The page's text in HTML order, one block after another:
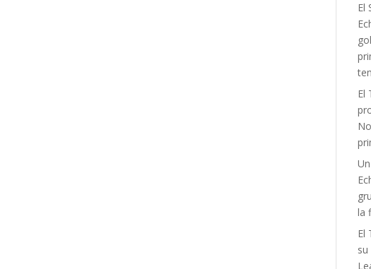
El
El
la
El